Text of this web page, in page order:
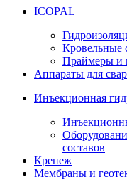
ICOPAL
Кровельные
Праймеры и
Аппараты для
Инъекционная
составов
Крепеж
Мембраны и